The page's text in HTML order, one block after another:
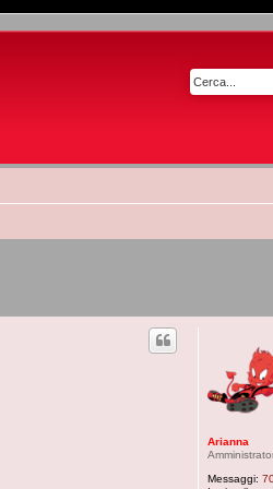
Arianna
Messaggi: